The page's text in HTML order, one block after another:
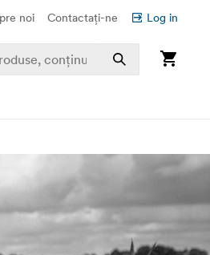
noi Contactați-ne Log in